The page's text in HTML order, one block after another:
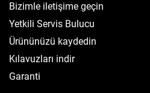
Bizimle iletişime geçin
Yetkili Servis Bulucu
Ürününüzü kaydedin
Kılavuzları indir
Garanti